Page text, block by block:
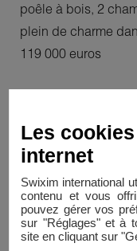
poêle à bois, 2
plein de charme
119 000 euros
Les
internet
Swixim international
contenu et vous
pouvez gérer vos
sur "Réglages" et à
site en cliquant sur